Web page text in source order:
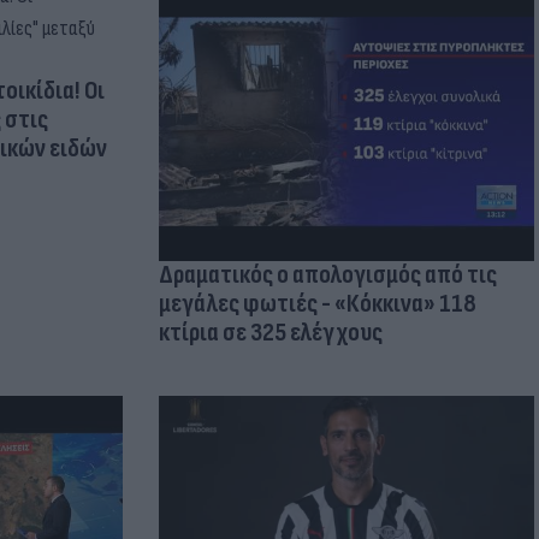
Οι
ειδών
Δραματικός ο απολογισμός από τις
μεγάλες φωτιές - «Κόκκινα» 118
κτίρια σε 325 ελέγχους